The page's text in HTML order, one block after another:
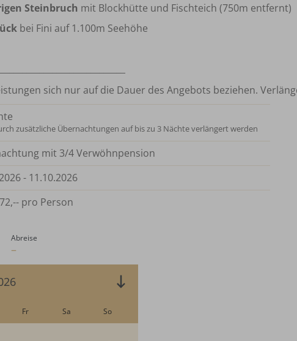
Steinbruch mit Blockhütte und Fischteich (750m entfernt)
bei Fini auf 1.100m Seehöhe
sich nur auf die Dauer des Angebots beziehen.
zusätzliche Übernachtungen auf bis zu 3 Nächte verlängert werden
mit 3/4 Verwöhnpension
- 11.10.2026
pro Person